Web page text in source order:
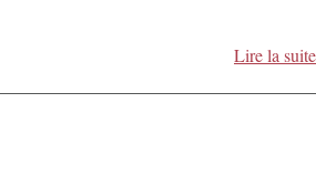
Lire la suite